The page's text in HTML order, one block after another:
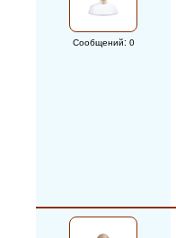
Сообщений: 0